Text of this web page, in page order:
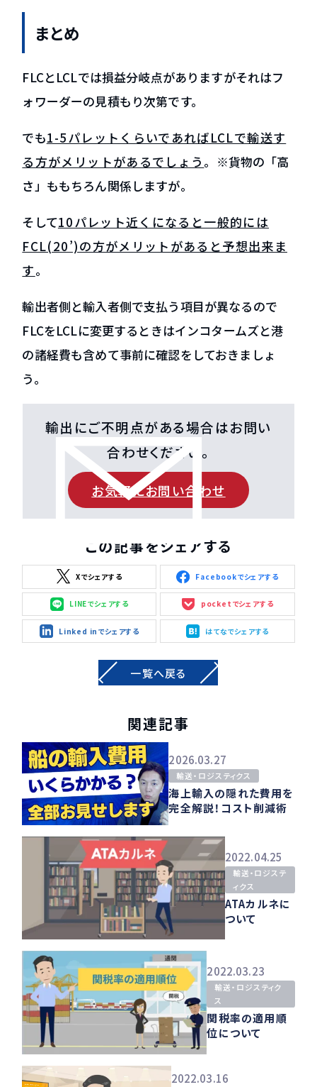
まとめ
FLCとLCLでは損益分岐点がありますがそれはフ
ォワーダーの見積もり次第です。
でも1-5パレットくらいであればLCLで輸送す
る方がメリットがあるでしょう 。※貨物の「高
さ」ももちろん関係しますが。
そして10パレット近くになると一般的には
FCL(20’)の方がメリットがあると予想出来ま
す。
輸出者側と輸入者側で支払う項目が異なるので
FLCをLCLに変更するときはインコタームズと港
の諸経費も含めて事前に確認をしておきましょ
う。
輸出にご不明点がある場合はお問い
合わせください。
お気軽にお問い合わせ
この記事をシェアする
Xでシェアする Facebookでシェアする
LINEでシェアする pocketでシェアする
Linked inでシェアする はてなでシェアする
一覧へ戻る
関連記事
2026.03.27
輸送・ロジスティクス
海上輸入の隠れた費用を
完全解説！コスト削減術
2022.04.25
輸送・ロジステ
ィクス
ATAカルネに
ついて
2022.03.23
輸送・ロジスティク
ス
関税率の適用順
位について
2022.03.16